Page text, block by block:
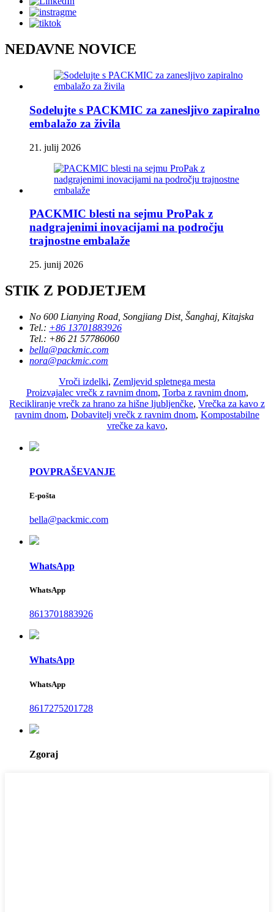
NEDAVNE NOVICE
Sodelujte s PACKMIC za zanesljivo zapiralno
embalažo za živila
21. julij 2026
PACKMIC blesti na sejmu ProPak z
nadgrajenimi inovacijami na področju
trajnostne embalaže
25. junij 2026
STIK Z PODJETJEM
No 600 Lianying Road, Songjiang Dist, Šanghaj, Kitajska
Tel.: +86 13701883926
Tel.: +86 21 57786060
bella@packmic.com
nora@packmic.com
Vroči izdelki, Zemljevid spletnega mesta
Proizvajalec vrečk z ravnim dnom, Torba z ravnim dnom,
Recikliranje vrečk za hrano za hišne ljubljenčke, Vrečka za kavo z
ravnim dnom, Dobavitelj vrečk z ravnim dnom, Kompostabilne
vrečke za kavo,
POVPRAŠEVANJE
E-pošta
bella@packmic.com
WhatsApp
WhatsApp
8613701883926
WhatsApp
WhatsApp
8617275201728
Zgoraj